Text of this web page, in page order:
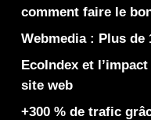
comment faire le
Webmedia : Plus de
EcoIndex et
site web
+300 % de trafic